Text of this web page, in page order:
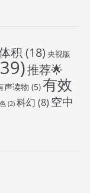
积 (18) 央视版
推荐🌟
声读物 (5)有效
(2) 科幻 (8) 空中